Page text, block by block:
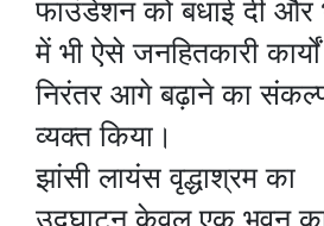
फाउंडेशन को बधाई दी और
में भी ऐसे जनहितकारी
निरंतर आगे बढ़ाने का
व्यक्त किया।
झांसी लायंस वृद्धाश्रम का
उद्घाटन केवल एक भवन